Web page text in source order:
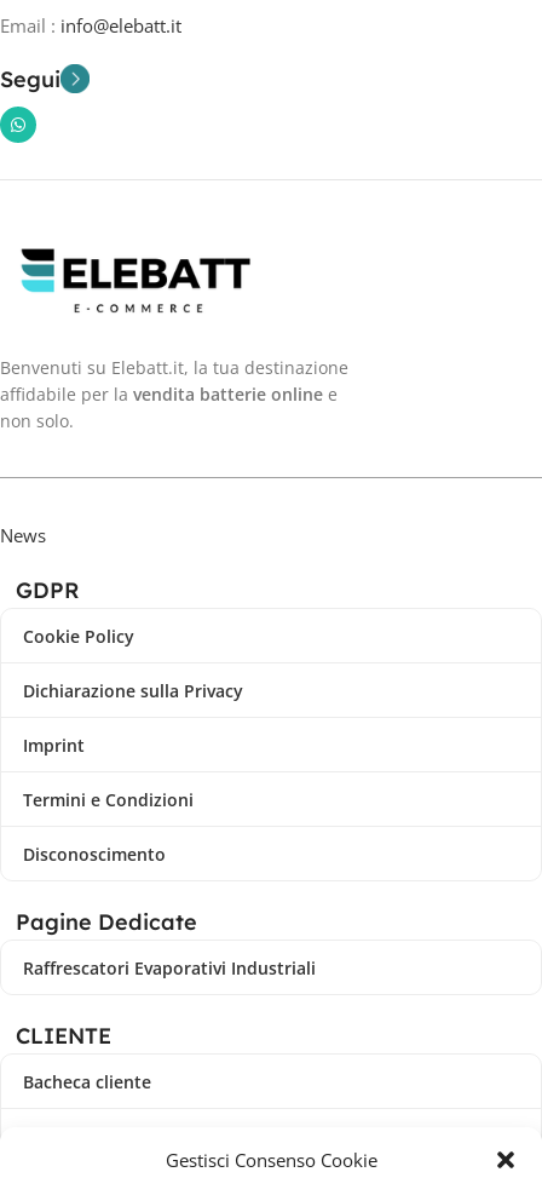
Gestisci Consenso Cookie
Email : info@elebatt.it
Segui
Benvenuti su Elebatt.it, la tua destinazione
affidabile per la vendita batterie online e
non solo.
News
GDPR
Cookie Policy
Dichiarazione sulla Privacy
Imprint
Termini e Condizioni
Disconoscimento
Pagine Dedicate
Raffrescatori Evaporativi Industriali
CLIENTE
Bacheca cliente